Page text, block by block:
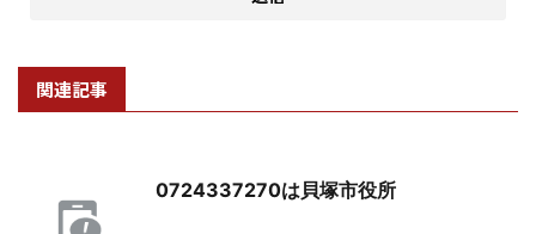
関連記事
0724337270は貝塚市役所